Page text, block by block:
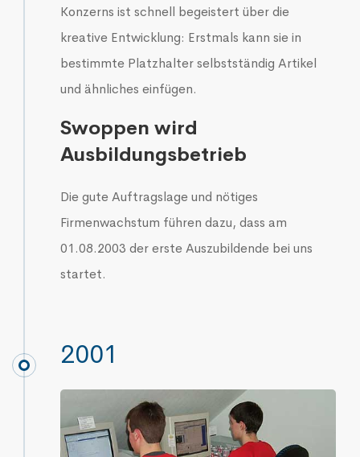
Konzerns ist schnell begeistert über die
kreative Entwicklung: Erstmals kann sie in
bestimmte Platzhalter selbstständig Artikel
und ähnliches einfügen.
Swoppen wird
Ausbildungsbetrieb
Die gute Auftragslage und nötiges
Firmenwachstum führen dazu, dass am
01.08.2003 der erste Auszubildende bei uns
startet.
2001